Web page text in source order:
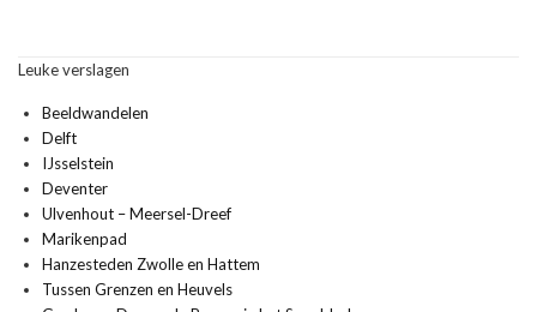
Leuke verslagen
Beeldwandelen
Delft
IJsselstein
Deventer
Ulvenhout – Meersel-Dreef
Marikenpad
Hanzesteden Zwolle en Hattem
Tussen Grenzen en Heuvels